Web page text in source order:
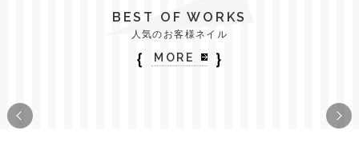
BEST OF WORKS
人気のお客様ネイル
｛ MORE ｝